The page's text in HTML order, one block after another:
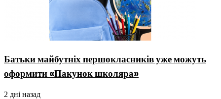
Батьки майбутніх першокласників уже можуть
оформити «Пакунок школяра»
2 дні назад